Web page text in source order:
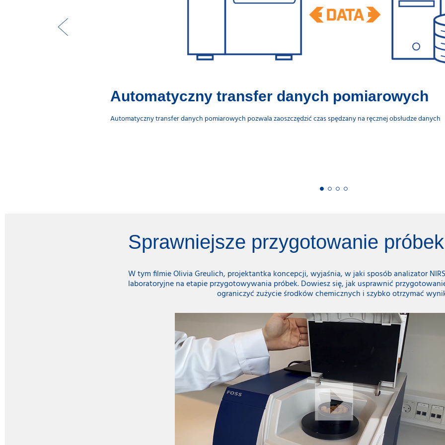
Automatyczny transfer danych pomiarowych
Automatyczny transfer danych pomiarowych pozwala zaoszczędzić czas spędzany na ręcznej obsłudze danych
Sprawniejsze przygotowanie
W tym filmie Olivia Greulich, projektantka koncepcji, wyjaśnia, w jaki sposób analizator
laboratoryjne na etapie przygotowywania próbek. Dowiesz się, jak usprawnić
ograniczyć zużycie środków chemicznych i szybko otrzymać